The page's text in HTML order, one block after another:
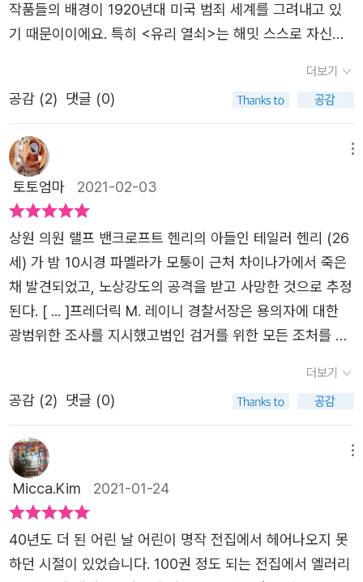
작품들의 배경이 1920년대 미국 범죄 세계를 그려내고 있
기 때문이이에요. 특히 <유리 열쇠>는 해밋 스스로 자신의
읽는 내내 여러 편의 범죄 영화가 머릿속에 떠올랐어요. 실
제로 <유리 열쇠>는 코엔 형제의 영화 「밀러스 크로싱」(19
묘하게 그려냈다고 볼 수 있어요.일단 주인공 네드 보몬트는
도박에 빠져 사는 인간이라서 그리 호감가는 인물은 아니에
요. 다만 뛰어난 두뇌의 소유자라는 점이 유일한 장점일 것
같네요.네드가 형제처럼 지내는 폴 매드빅은 합법과 불법을
오가는 정치인이에요. 네드는 매드빅의 브레인 역할을 해주
고 있고요. 근래 매드빅은 선거를 앞두고 자신의 정치적 입
지를 위해 헨리 상원의원의 딸 재닛과 결혼하려는 계획을 세
우고 있어요. 그러던 중 갑자기 재닛의 오빠인 테일러가 차
사건를 맡아 범인을 추적하게 돼요. 점점 사건을 파헤쳐갈수
록 아무도 믿을 수 없는, 불신과 혼란의 상황으로 치닫는데...
인간의 탐욕이란 그 끝을 알 수 없어서 더 무서운 것 같아요.
끝까지 가봐야 불편하고 끔찍한 진실을 마주하게 될 뿐이에
요.마지막 결말을 확인하면서 역시나, 알다가도 모를 것이
인간이라는 걸 다시금 확인하는 계기였어요. 세상에 믿을 놈
하나 없다는 사실, 범죄의 세계가 결코 해피엔딩일 수 없다
는 걸 증명해주는 이야기였어요. 그런 의미에서 네드 보몬트
는 비호감이지만 무시할 수 없는 존재였던 것 같아요. 처음
더보기
공감 (2) 댓글 (0)
토토엄마 2021-02-03
상원 의원 랠프 밴크로프트 헨리의 아들인 테일러 헨리 (26
세) 가 밤 10시경 파멜라가 모퉁이 근처 차이나가에서 죽은
채 발견되었고, 노상강도의 공격을 받고 사망한 것으로 추정
된다. [ ... ]프레더릭 M. 레이니 경찰서장은 용의자에 대한
광범위한 조사를 지시했고범인 검거를 위한 모든 조처를 취
탐정 소설이라기 보다 오히려 정치 범죄 스릴러에 가깝다고
볼 수 있다. 이렇게 오래 전에 쓰인 책이 현재도 여전히 재미
이 있다는 걸까? 사실 그 당시는 범죄가 다소 미화되고 낭만
적으로 여겨지던 시절이라 지금과는 많이 다르겠지만 지금
우리가 살고 있는 이 시점에도 숨겨져있던 정치인들의 부패
와 타락, 성 스캔들이 만천하에 드러나는 일이 종종 생긴
다. 우리는 여전히 반복되는 범죄와 부패 그리고 비밀 속에
서 살아가고 있는 것은 아닐까?​대실 해밋은 미국을 대표하
더보기
공감 (2) 댓글 (0)
Micca.Kim 2021-01-24
40년도 더 된 어린 날 어린이 명작 전집에서 헤어나오지 못
하던 시절이 있었습니다. 100권 정도 되는 전집에서 엘러리